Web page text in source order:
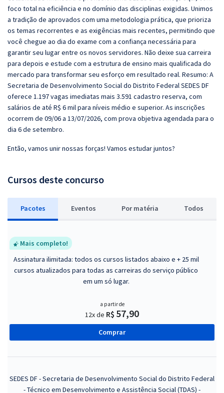
foco total na eficiência e no domínio das disciplinas exigidas. Unimos
a tradição de aprovados com uma metodologia prática, que prioriza
os temas recorrentes e as exigências mais recentes, permitindo que
você chegue ao dia do exame com a confiança necessária para
garantir seu lugar entre os novos servidores. Não deixe sua carreira
para depois e estude com a estrutura de ensino mais qualificada do
mercado para transformar seu esforço em resultado real. Resumo: A
Secretaria de Desenvolvimento Social do Distrito Federal SEDES DF
oferece 1.197 vagas imediatas mais 3.591 cadastro reserva, com
salários de até R$ 6 mil para níveis médio e superior. As inscrições
ocorrem de 09/06 a 13/07/2026, com prova objetiva agendada para o
dia 6 de setembro.
Então, vamos unir nossas forças! Vamos estudar juntos?
Cursos deste concurso
Pacotes Eventos Por matéria Todos
Mais completo!
Assinatura ilimitada: todos os cursos listados abaixo e + 25 mil
cursos atualizados para todas as carreiras do serviço público
em um só lugar.
a partir de
12x de R$ 57,90
Comprar
SEDES DF - Secretaria de Desenvolvimento Social do Distrito Federal
- Técnico em Desenvolvimento e Assistência Social (TDAS) -